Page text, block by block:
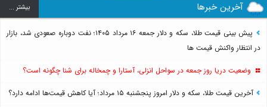
آخرین خبرها بيشتر ...
پیش بینی قیمت طلا، سکه و دلار جمعه ۱۶ مرداد ۱۴۰۵؛ نفت دوباره صعودی شد، بازار
در انتظار واکنش قیمت ها
وضعیت دریا روز جمعه در سواحل انزلی، آستارا و چمخاله برای شنا چگونه است؟
آخرین قیمت طلا، سکه و دلار امروز پنجشنبه ۱۵ مرداد؛ آیا کاهش قیمت‌ها ادامه دارد؟